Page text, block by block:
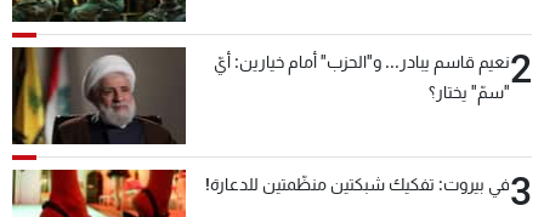
2نعيم قاسم يبادر... و"الحزب" أمام خيارين: أيّ
"سمّ" يختار؟
3في بيروت: تفكيك شبكتين منظّمتين للدعارة!
سياسة الخصوصية